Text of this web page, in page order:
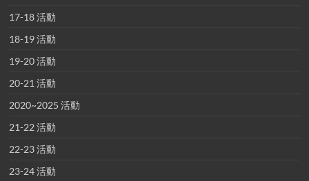
17-18 活動
18-19 活動
19-20 活動
20-21 活動
2020~2025 活動
21-22 活動
22-23 活動
23-24 活動